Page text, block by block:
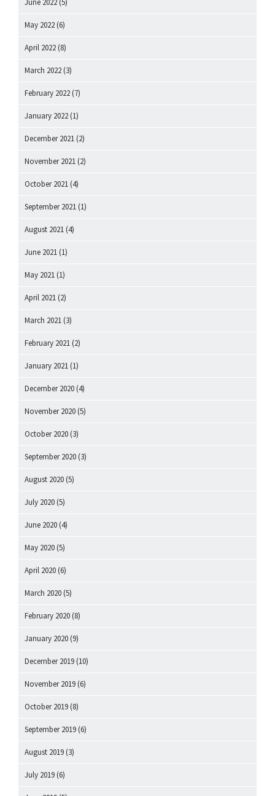
June 2022 (5)
May 2022 (6)
April 2022 (8)
March 2022 (3)
February 2022 (7)
January 2022 (1)
December 2021 (2)
November 2021 (2)
October 2021 (4)
September 2021 (1)
August 2021 (4)
June 2021 (1)
May 2021 (1)
April 2021 (2)
March 2021 (3)
February 2021 (2)
January 2021 (1)
December 2020 (4)
November 2020 (5)
October 2020 (3)
September 2020 (3)
August 2020 (5)
July 2020 (5)
June 2020 (4)
May 2020 (5)
April 2020 (6)
March 2020 (5)
February 2020 (8)
January 2020 (9)
December 2019 (10)
November 2019 (6)
October 2019 (8)
September 2019 (6)
August 2019 (3)
July 2019 (6)